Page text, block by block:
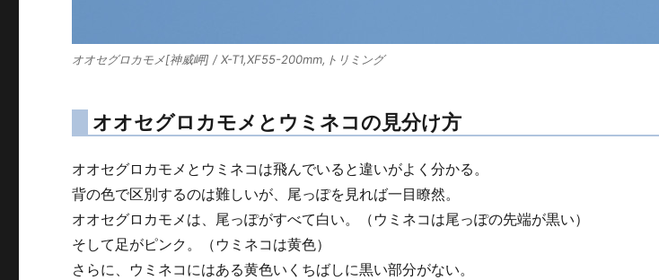
オオセグロカモメ[神威岬] / X-T1,XF55-200mm,トリミング
オオセグロカモメとウミネコの見分け方
オオセグロカモメとウミネコは飛んでいると違いがよく分かる。
背の色で区別するのは難しいが、尾っぽを見れば一目瞭然。
オオセグロカモメは、尾っぽがすべて白い。（ウミネコは尾っぽの先端が黒い）
そして足がピンク。（ウミネコは黄色）
さらに、ウミネコにはある黄色いくちばしに黒い部分がない。